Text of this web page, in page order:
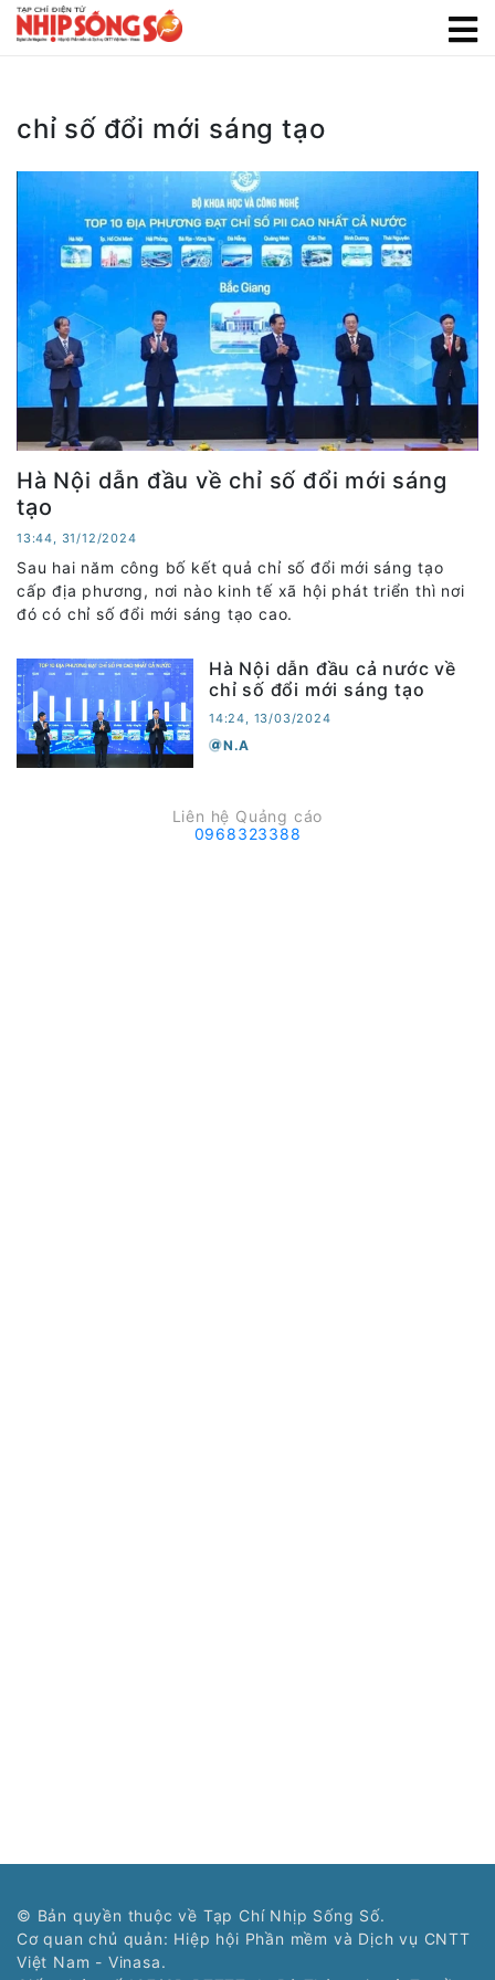
chỉ số đổi mới sáng tạo
Hà Nội dẫn đầu về chỉ số đổi mới sáng
tạo
13:44, 31/12/2024
Sau hai năm công bố kết quả chỉ số đổi mới sáng tạo
cấp địa phương, nơi nào kinh tế xã hội phát triển thì nơi
đó có chỉ số đổi mới sáng tạo cao.
Hà Nội dẫn đầu cả nước về
chỉ số đổi mới sáng tạo
14:24, 13/03/2024
N.A
Liên hệ Quảng cáo
0968323388
© Bản quyền thuộc về Tạp Chí Nhịp Sống Số.
Cơ quan chủ quản: Hiệp hội Phần mềm và Dịch vụ CNTT
Việt Nam - Vinasa.